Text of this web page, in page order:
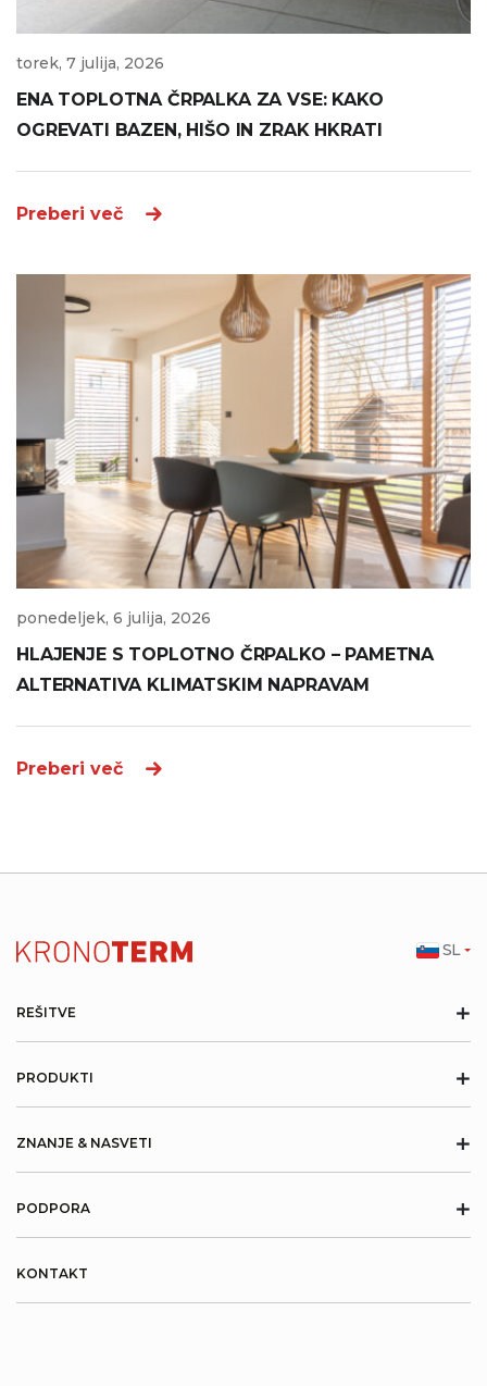
torek, 7 julija, 2026
ENA TOPLOTNA ČRPALKA ZA VSE: KAKO
OGREVATI BAZEN, HIŠO IN ZRAK HKRATI
Preberi več
ponedeljek, 6 julija, 2026
HLAJENJE S TOPLOTNO ČRPALKO – PAMETNA
ALTERNATIVA KLIMATSKIM NAPRAVAM
Preberi več
REŠITVE +
PRODUKTI +
ZNANJE & NASVETI +
PODPORA +
KONTAKT
SL